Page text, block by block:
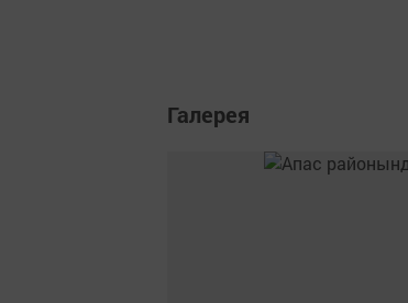
Галерея